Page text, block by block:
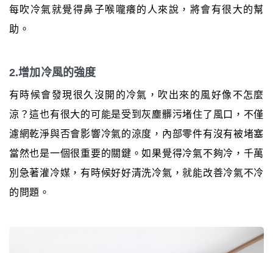
每吹冷氣就覺得鼻子喉嚨癢的人來說，將會有很大的幫
助。
2.增加冷風的強度
有時候會發現很久沒開的冷氣，吹出來的風好像不怎麼
涼？這也有很大的可能是受到灰塵髒污堵住了風口，不僅
濾網乾淨與否會影響冷氣的涼度，內部零件有沒有被堵塞
當然也是一個很重要的關鍵。如果覺得冷氣不夠冷，千萬
別急著灌冷媒，有時候好好清洗冷氣，就能改善冷氣不冷
的問題。